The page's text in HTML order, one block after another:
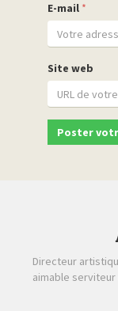
E-mail *
Site web
Directeur
aimable